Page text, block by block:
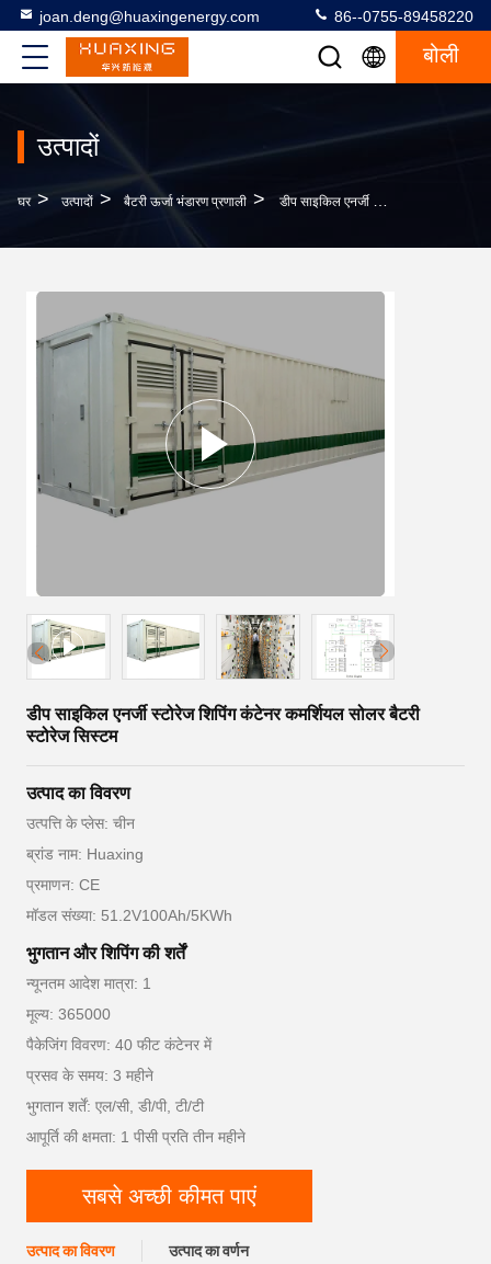
joan.deng@huaxingenergy.com 86--0755-89458220
बोली
उत्पादों
घर > उत्पादों > बैटरी ऊर्जा भंडारण प्रणाली > डीप साइकिल एनर्जी स्टोरेज शिपिंग कंटेनर कमर्शियल सोलर बैटरी स्टोरेज सिस्टम
डीप साइकिल एनर्जी स्टोरेज शिपिंग कंटेनर कमर्शियल सोलर बैटरी
स्टोरेज सिस्टम
उत्पाद का विवरण
उत्पत्ति के प्लेस: चीन
ब्रांड नाम: Huaxing
प्रमाणन: CE
मॉडल संख्या: 51.2V100Ah/5KWh
भुगतान और शिपिंग की शर्तें
न्यूनतम आदेश मात्रा: 1
मूल्य: 365000
पैकेजिंग विवरण: 40 फीट कंटेनर में
प्रसव के समय: 3 महीने
भुगतान शर्तें: एल/सी, डी/पी, टी/टी
आपूर्ति की क्षमता: 1 पीसी प्रति तीन महीने
सबसे अच्छी कीमत पाएं
उत्पाद का विवरण उत्पाद का वर्णन